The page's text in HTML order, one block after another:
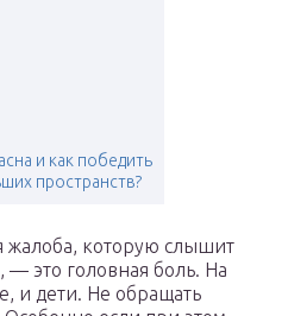
и как победить
пространств?
жалоба, которую слышит
— это головная боль. На
и дети. Не обращать